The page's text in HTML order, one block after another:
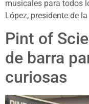
musicales para todos
López, presidente de la
Pint of
de barra
curiosas